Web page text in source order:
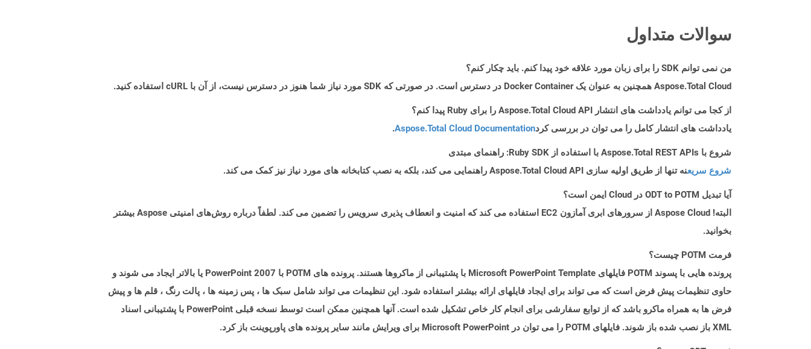
سوالات متداول
من نمی توانم SDK را برای زبان مورد علاقه خود پیدا کنم. باید چکار کنم؟
Aspose.Total Cloud همچنین به عنوان یک Docker Container در دسترس است. در صورتی که SDK مورد نیاز شما هنوز در دسترس نیست، از آن با cURL استفاده کنید.
از کجا می توانم یادداشت های انتشار Aspose.Total Cloud API را برای Ruby پیدا کنم؟
یادداشت های انتشار کامل را می توان در بررسی کردAspose.Total Cloud Documentation
.
شروع با Aspose.Total REST APIs با استفاده از Ruby SDK: راهنمای مبتدی
شروع سریعنه تنها از طریق اولیه سازی Aspose.Total Cloud API راهنمایی می کند، بلکه به نصب کتابخانه های مورد نیاز نیز کمک می کند.
آیا تبدیل ODT to POTM در Cloud ایمن است؟
البته! Aspose Cloud از سرورهای ابری آمازون EC2 استفاده می کند که امنیت و انعطاف پذیری سرویس را تضمین می کند. لطفاً درباره روش‌های امنیتی Aspose بیشتر
بخوانید.
فرمت POTM چیست؟
پرونده هایی با پسوند POTM فایلهای Microsoft PowerPoint Template با پشتیبانی از ماکروها هستند. پرونده های POTM با PowerPoint 2007 یا بالاتر ایجاد می شوند و
حاوی تنظیمات پیش فرض است که می تواند برای ایجاد فایلهای ارائه بیشتر استفاده شود. این تنظیمات می تواند شامل سبک ها ، پس زمینه ها ، پالت رنگ ، قلم ها و پیش
فرض ها به همراه ماکرو باشد که از توابع سفارشی برای انجام کار خاص تشکیل شده است. آنها همچنین ممکن است توسط نسخه قبلی PowerPoint با پشتیبانی اسناد
XML باز نصب شده باز شوند. فایلهای POTM را می توان در Microsoft PowerPoint برای ویرایش مانند سایر پرونده های پاورپوینت باز کرد.